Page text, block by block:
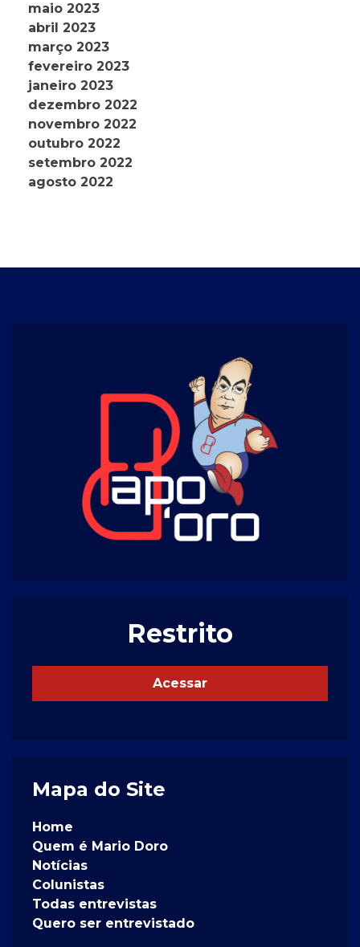
maio 2023
abril 2023
março 2023
fevereiro 2023
janeiro 2023
dezembro 2022
novembro 2022
outubro 2022
setembro 2022
agosto 2022
Restrito
Acessar
Mapa do Site
Home
Quem é Mario Doro
Notícias
Colunistas
Todas entrevistas
Quero ser entrevistado